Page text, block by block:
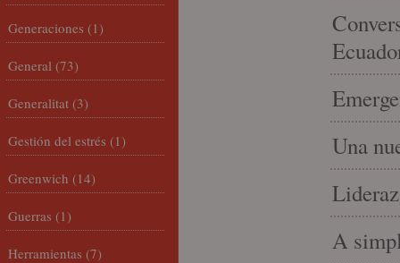
Una
A
Generaciones (1)
General (73)
Generalitat (3)
Gestión del estrés (1)
Greenwich (14)
Guerras (1)
Herramientas (7)